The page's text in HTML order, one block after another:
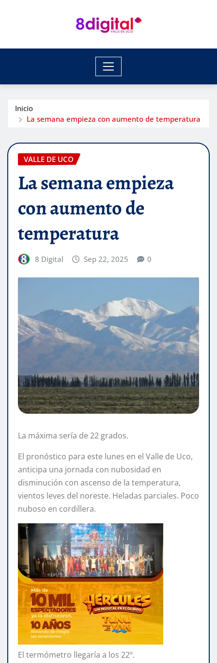
Inicio
La semana empieza con aumento de temperatura
VALLE DE UCO
La semana empieza
con aumento de
temperatura
8 Digital Sep 22, 2025 0
La máxima sería de 22 grados.
El pronóstico para este lunes en el Valle de Uco,
anticipa una jornada con nubosidad en
disminución con ascenso de la temperatura,
vientos leves del noreste. Heladas parciales. Poco
nuboso en cordillera.
El termómetro llegaría a los 22º.